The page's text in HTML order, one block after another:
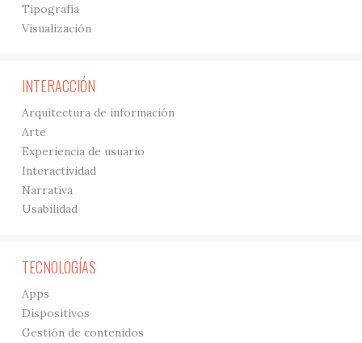
Tipografía
Visualización
INTERACCIÓN
Arquitectura de información
Arte
Experiencia de usuario
Interactividad
Narrativa
Usabilidad
TECNOLOGÍAS
Apps
Dispositivos
Gestión de contenidos